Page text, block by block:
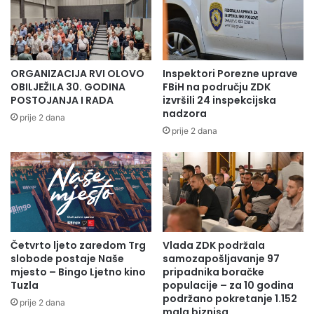
Muhammed Karaosman i želja za domovinom u singlu
“Majka Bosna”
Muhammed Karaosman rođen je u Bosni i Hercegovini,
međutim preko 20 godina njegova adresa se nalazi u
Švedskoj. Muzičku pauzu, koja je trajala 13 godina, koristila
mu je da pronađe sebe.
Numera “Majka Bosna” oduševila je region i cijelu
dijasporu. U kombinaciji s legendarnim naratorom
mustafom Širbićem oborio je rekorde gledanosti. I ovoj
pjesmi svoj pečat ostavio je jedan od najvećih balkanskih
umjetnika i kantautora Eldin Huseinbegović.
Majka Bosna nije od juče. Ta moja želja i izgaranje za
ORGANIZACIJA RVI OLOVO
OBILJEŽILA 30. GODINA
POSTOJANJA I RADA
prije 2 dana
Inspektori Porezne uprave
FBiH na području ZDK
izvršili 24 inspekcijska
nadzora
prije 2 dana
Četvrto ljeto zaredom Trg
slobode postaje Naše
mjesto – Bingo Ljetno kino
Tuzla
prije 2 dana
Vlada ZDK podržala
samozapošljavanje 97
pripadnika boračke
populacije – za 10 godina
podržano pokretanje 1.152